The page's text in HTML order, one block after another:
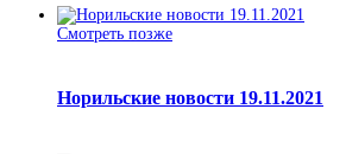
Смотреть позже
Норильские новости 19.11.2021